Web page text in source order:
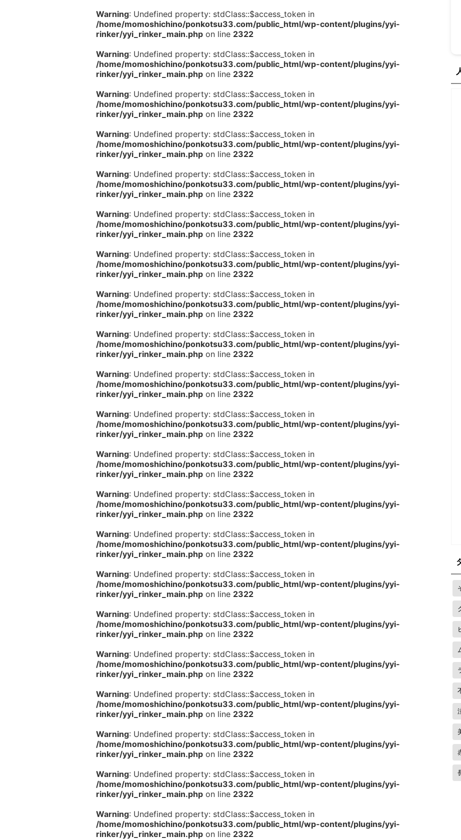
Warning: Undefined property: stdClass::$access_token in
/home/momoshichino/ponkotsu33.com/public_html/wp-content/plugins/yyi-
rinker/yyi_rinker_main.php on line 2322
Warning: Undefined property: stdClass::$access_token in
/home/momoshichino/ponkotsu33.com/public_html/wp-content/plugins/yyi-
rinker/yyi_rinker_main.php on line 2322
Warning: Undefined property: stdClass::$access_token in
/home/momoshichino/ponkotsu33.com/public_html/wp-content/plugins/yyi-
rinker/yyi_rinker_main.php on line 2322
Warning: Undefined property: stdClass::$access_token in
/home/momoshichino/ponkotsu33.com/public_html/wp-content/plugins/yyi-
rinker/yyi_rinker_main.php on line 2322
Warning: Undefined property: stdClass::$access_token in
/home/momoshichino/ponkotsu33.com/public_html/wp-content/plugins/yyi-
rinker/yyi_rinker_main.php on line 2322
Warning: Undefined property: stdClass::$access_token in
/home/momoshichino/ponkotsu33.com/public_html/wp-content/plugins/yyi-
rinker/yyi_rinker_main.php on line 2322
Warning: Undefined property: stdClass::$access_token in
/home/momoshichino/ponkotsu33.com/public_html/wp-content/plugins/yyi-
rinker/yyi_rinker_main.php on line 2322
Warning: Undefined property: stdClass::$access_token in
/home/momoshichino/ponkotsu33.com/public_html/wp-content/plugins/yyi-
rinker/yyi_rinker_main.php on line 2322
Warning: Undefined property: stdClass::$access_token in
/home/momoshichino/ponkotsu33.com/public_html/wp-content/plugins/yyi-
rinker/yyi_rinker_main.php on line 2322
Warning: Undefined property: stdClass::$access_token in
/home/momoshichino/ponkotsu33.com/public_html/wp-content/plugins/yyi-
rinker/yyi_rinker_main.php on line 2322
Warning: Undefined property: stdClass::$access_token in
/home/momoshichino/ponkotsu33.com/public_html/wp-content/plugins/yyi-
rinker/yyi_rinker_main.php on line 2322
Warning: Undefined property: stdClass::$access_token in
/home/momoshichino/ponkotsu33.com/public_html/wp-content/plugins/yyi-
rinker/yyi_rinker_main.php on line 2322
Warning: Undefined property: stdClass::$access_token in
/home/momoshichino/ponkotsu33.com/public_html/wp-content/plugins/yyi-
rinker/yyi_rinker_main.php on line 2322
Warning: Undefined property: stdClass::$access_token in
/home/momoshichino/ponkotsu33.com/public_html/wp-content/plugins/yyi-
rinker/yyi_rinker_main.php on line 2322
Warning: Undefined property: stdClass::$access_token in
/home/momoshichino/ponkotsu33.com/public_html/wp-content/plugins/yyi-
rinker/yyi_rinker_main.php on line 2322
Warning: Undefined property: stdClass::$access_token in
/home/momoshichino/ponkotsu33.com/public_html/wp-content/plugins/yyi-
rinker/yyi_rinker_main.php on line 2322
Warning: Undefined property: stdClass::$access_token in
/home/momoshichino/ponkotsu33.com/public_html/wp-content/plugins/yyi-
rinker/yyi_rinker_main.php on line 2322
Warning: Undefined property: stdClass::$access_token in
/home/momoshichino/ponkotsu33.com/public_html/wp-content/plugins/yyi-
rinker/yyi_rinker_main.php on line 2322
Warning: Undefined property: stdClass::$access_token in
/home/momoshichino/ponkotsu33.com/public_html/wp-content/plugins/yyi-
rinker/yyi_rinker_main.php on line 2322
Warning: Undefined property: stdClass::$access_token in
/home/momoshichino/ponkotsu33.com/public_html/wp-content/plugins/yyi-
rinker/yyi_rinker_main.php on line 2322
Warning: Undefined property: stdClass::$access_token in
/home/momoshichino/ponkotsu33.com/public_html/wp-content/plugins/yyi-
rinker/yyi_rinker_main.php on line 2322